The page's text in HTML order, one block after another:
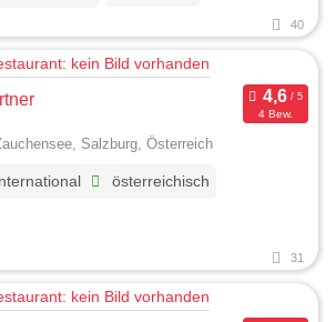
40
4 Bew.
Salzburg, Österreich
österreichisch
31